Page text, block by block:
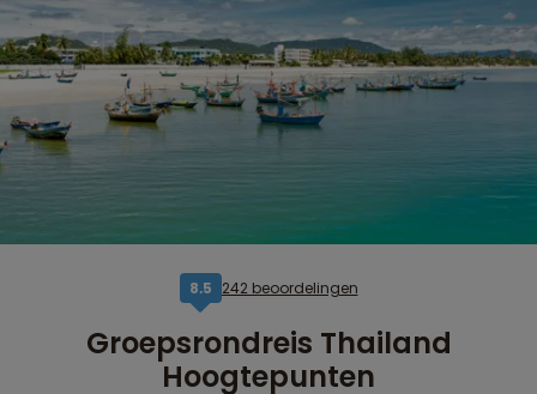
8,5 242 beoordelingen
Groepsrondreis Thailand
Hoogtepunten